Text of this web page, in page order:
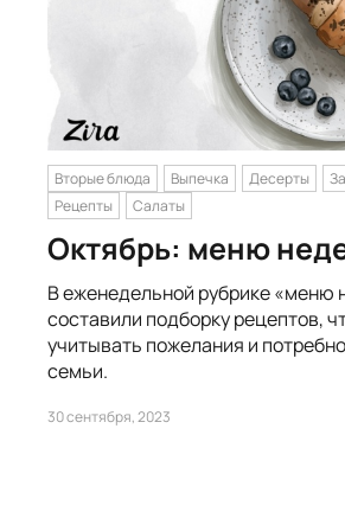
Вторые блюда Выпечка Десерты
Рецепты
Салаты
Октябрь: меню
В еженедельной рубрике «меню
составили подборку рецептов,
учитывать пожелания и
семьи.
30 сентября, 2023